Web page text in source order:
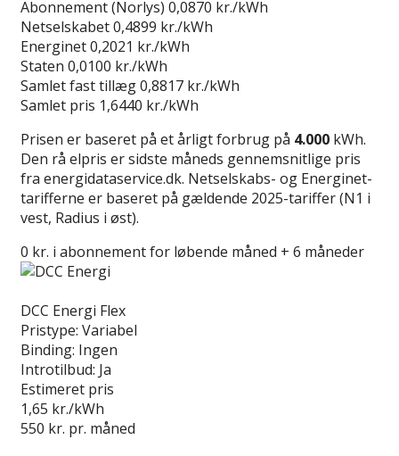
Abonnement (Norlys) 0,0870 kr./kWh
Netselskabet0,4899 kr./kWh
Energinet0,2021 kr./kWh
Staten 0,0100 kr./kWh
Samlet fast tillæg0,8817 kr./kWh
Samlet pris 1,6440 kr./kWh
Prisen er baseret på et årligt forbrug på 4.000 kWh.
Den rå elpris er sidste måneds gennemsnitlige pris
fra energidataservice.dk. Netselskabs- og Energinet-
tarifferne er baseret på gældende 2025-tariffer (N1 i
vest, Radius i øst).
0 kr. i abonnement for løbende måned + 6 måneder
DCC Energi Flex
Pristype: Variabel
Binding: Ingen
Introtilbud: Ja
Estimeret pris
1,65 kr./kWh
550 kr. pr. måned